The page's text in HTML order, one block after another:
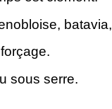
sous serre.